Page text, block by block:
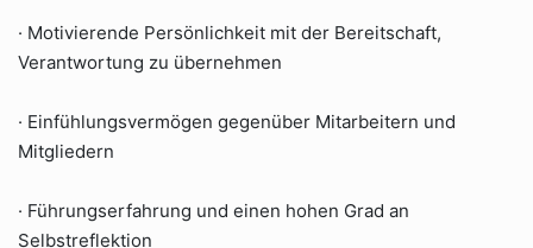
· Motivierende Persönlichkeit mit der Bereitschaft,
Verantwortung zu übernehmen
· Einfühlungsvermögen gegenüber Mitarbeitern und
Mitgliedern
· Führungserfahrung und einen hohen Grad an
Selbstreflektion